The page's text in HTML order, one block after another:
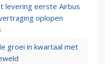
levering eerste Airbus
oplopen
groei in kwartaal met